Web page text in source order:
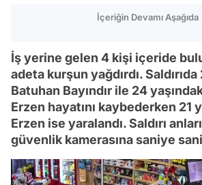
İçeriğin Devamı Aşağıda
İş yerine gelen 4 kişi içeride
adeta kurşun yağdırdı.
Batuhan Bayındır ile 24
Erzen hayatını kaybederken 21
Erzen ise yaralandı. Saldırı
güvenlik kamerasına saniye